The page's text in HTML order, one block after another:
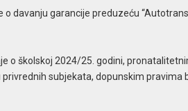
davanju garancije preduzeću
o školskoj 2024/25. godini,
subjekata, dopunskim pravima